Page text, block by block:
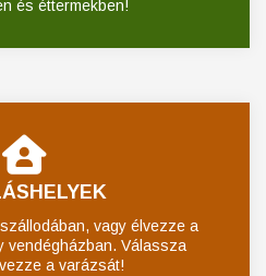
és éttermekben!
vagy élvezze a
vendégházban. Válassza
a varázsát!